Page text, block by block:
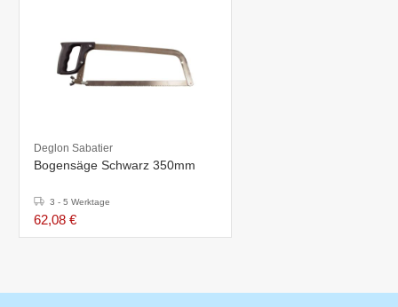
Deglon Sabatier
Bogensäge Schwarz 350mm
3 - 5 Werktage
62,08 €